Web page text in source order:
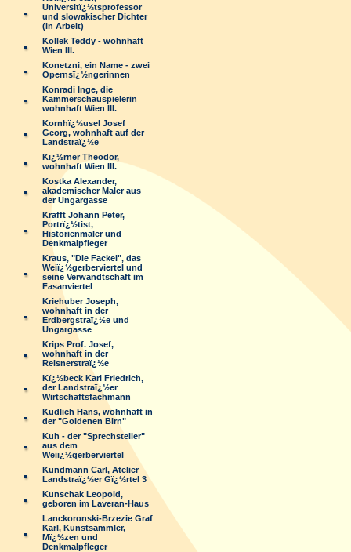
Universitï¿½tsprofessor
und slowakischer Dichter
(in Arbeit)
Kollek Teddy - wohnhaft
Wien III.
Konetzni, ein Name - zwei
Opernsï¿½ngerinnen
Konradi Inge, die
Kammerschauspielerin
wohnhaft Wien III.
Kornhï¿½usel Josef
Georg, wohnhaft auf der
Landstraï¿½e
Kï¿½rner Theodor,
wohnhaft Wien III.
Kostka Alexander,
akademischer Maler aus
der Ungargasse
Krafft Johann Peter,
Portrï¿½tist,
Historienmaler und
Denkmalpfleger
Kraus, "Die Fackel", das
Weiï¿½gerberviertel und
seine Verwandtschaft im
Fasanviertel
Kriehuber Joseph,
wohnhaft in der
Erdbergstraï¿½e und
Ungargasse
Krips Prof. Josef,
wohnhaft in der
Reisnerstraï¿½e
Kï¿½beck Karl Friedrich,
der Landstraï¿½er
Wirtschaftsfachmann
Kudlich Hans, wohnhaft in
der "Goldenen Birn"
Kuh - der "Sprechsteller"
aus dem
Weiï¿½gerberviertel
Kundmann Carl, Atelier
Landstraï¿½er Gï¿½rtel 3
Kunschak Leopold,
geboren im Laveran-Haus
Lanckoronski-Brzezie Graf
Karl, Kunstsammler,
Mï¿½zen und
Denkmalpfleger